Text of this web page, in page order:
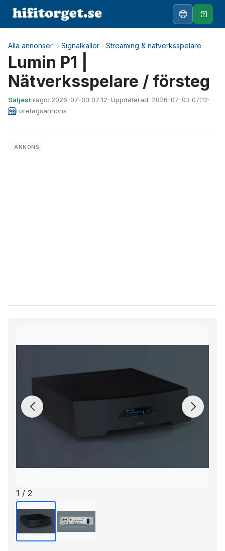
Alla annonser › Signalkällor › Streaming & nätverksspelare
Lumin P1 |
Nätverksspelare / försteg
SäljesInlagd: 2026-07-03 07:12· Uppdaterad: 2026-07-03 07:12·
Företagsannons
1 / 2